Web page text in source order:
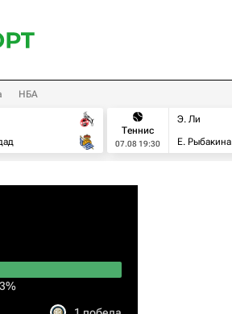
НБА
Теннис
07.08 19:30
Э. Ли
Е. Рыбакина